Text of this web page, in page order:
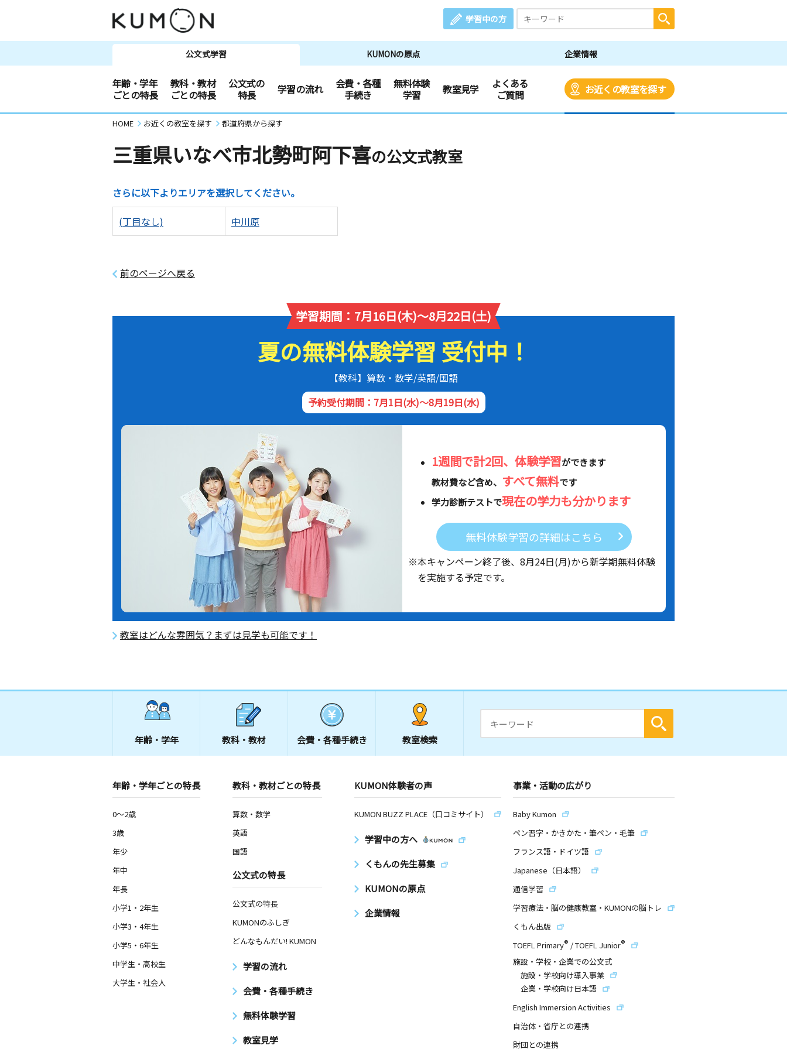
学習中の方
公文式学習 KUMONの原点 企業情報
年齢・学年
ごとの特長
教科・教材
ごとの特長
公文式の
特長
学習の流れ
会費・各種
手続き
無料体験
学習
教室見学
よくある
ご質問
お近くの教室を探す
HOME お近くの教室を探す 都道府県から探す
三重県いなべ市北勢町阿下喜の公文式教室
さらに以下よりエリアを選択してください。
(丁目なし) 中川原
前のページへ戻る
学習期間：7月16日(木)～8月22日(土)
夏の無料体験学習 受付中！
【教科】算数・数学/英語/国語
予約受付期間：7月1日(水)～8月19日(水)
1週間で計2回、体験学習ができます
教材費など含め、 すべて無料です
学力診断テストで現在の学力も分かります
無料体験学習の詳細はこちら
※本キャンペーン終了後、 8月24日(月)から新学期無料体験
を実施する予定です。
教室はどんな雰囲気？まずは見学も可能です！
年齢・学年 教科・教材 会費・ 各種手続き 教室検索
年齢・学年ごとの特長
0～2歳
3歳
年少
年中
年長
小学1・2年生
小学3・4年生
小学5・6年生
中学生・高校生
大学生・社会人
教科・教材ごとの特長
算数・数学
英語
国語
公文式の特長
公文式の特長
KUMONのふしぎ
どんなもんだい! KUMON
学習の流れ
会費・各種手続き
無料体験学習
教室見学
KUMON体験者の声
KUMON BUZZ PLACE（口コミサイト）
学習中の方へ
くもんの先生募集
KUMONの原点
企業情報
事業・活動の広がり
Baby Kumon
ペン習字・かきかた・筆ペン・毛筆
フランス語・ドイツ語
Japanese（日本語）
通信学習
学習療法・脳の健康教室・KUMONの脳トレ
くもん出版
TOEFL Primary® /TOEFL Junior®
施設・学校・企業での公文式
施設・学校向け導入事業
企業・学校向け日本語
English Immersion Activities
自治体・省庁との連携
財団との連携